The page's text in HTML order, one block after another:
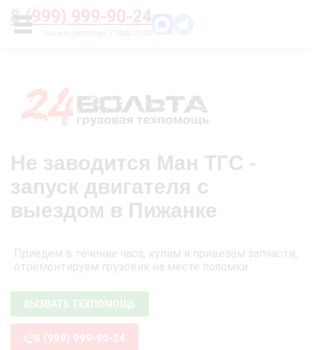
8 (999) 999-90-24
УСЛУГИ
Главная О нас Цены
Не заводится Ман ТГС -
запуск двигателя с
выездом в Пижанке
Приедем в течение часа, купим и привезём запчасти,
отремонтируем грузовик на месте поломки
ВЫЗВАТЬ ТЕХПОМОЩЬ
8 (999) 999-90-24